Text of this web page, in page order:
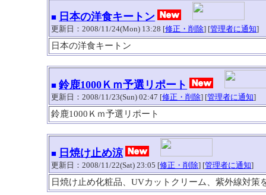
■ 日本の洋食キートン
更新日：2008/11/24(Mon) 13:28 [修正・削除] [管理者に通知]
日本の洋食キートン
■ 鈴鹿1000Ｋｍ予選リポート
更新日：2008/11/23(Sun) 02:47 [修正・削除] [管理者に通知]
鈴鹿1000Ｋｍ予選リポート
■ 日焼け止め涼
更新日：2008/11/22(Sat) 23:05 [修正・削除] [管理者に通知]
日焼け止め化粧品、UVカットクリーム、紫外線対策